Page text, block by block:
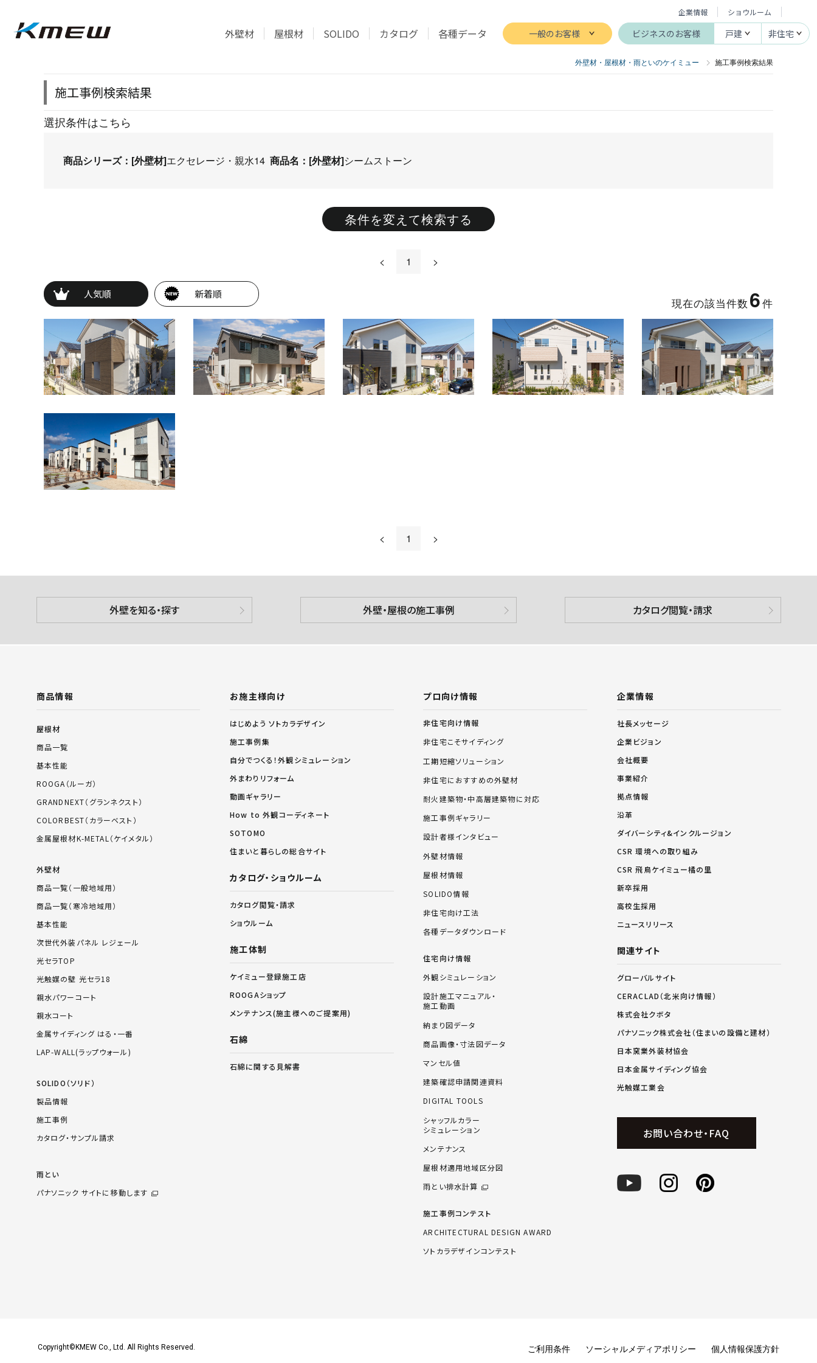
企業情報 ショウルーム
外壁材 屋根材 SOLIDO カタログ 各種データ 一般のお客様 ビジネスのお客様 戸建 非住宅
外壁材・屋根材・雨といのケイミュー 施工事例検索結果
施工事例検索結果
選択条件はこちら
商品シリーズ：[外壁材]エクセレージ・親水14 商品名：[外壁材]シームストーン
条件を変えて検索する
< 1 >
人気順 新着順
現在の該当件数 6件
< 1 >
外壁を知る・探す 外壁・屋根の施工事例 カタログ閲覧・請求
商品情報
屋根材
商品一覧
基本性能
ROOGA（ルーガ）
GRANDNEXT（グランネクスト）
COLORBEST（カラーベスト）
金属屋根材K-METAL（ケイメタル）
外壁材
商品一覧（一般地域用）
商品一覧（寒冷地域用）
基本性能
次世代外装パネル レジェール
光セラTOP
光触媒の壁 光セラ18
親水パワーコート
親水コート
金属サイディング はる・一番
LAP-WALL(ラップウォール)
SOLIDO（ソリド）
製品情報
施工事例
カタログ・サンプル請求
雨とい
パナソニック サイトに移動します
お施主様向け
はじめよう ソトカラデザイン
施工事例集
自分でつくる！外観シミュレーション
外まわりリフォーム
動画ギャラリー
How to 外観コーディネート
SOTOMO
住まいと暮らしの総合サイト
カタログ・ショウルーム
カタログ閲覧・請求
ショウルーム
施工体制
ケイミュー登録施工店
ROOGAショップ
メンテナンス(施主様へのご提案用)
石綿
石綿に関する見解書
プロ向け情報
非住宅向け情報
非住宅こそサイディング
工期短縮ソリューション
非住宅におすすめの外壁材
耐火建築物・中高層建築物に対応
施工事例ギャラリー
設計者様インタビュー
外壁材情報
屋根材情報
SOLIDO情報
非住宅向け工法
各種データダウンロード
住宅向け情報
外観シミュレーション
設計施工マニュアル・
施工動画
納まり図データ
商品画像・寸法図データ
マンセル値
建築確認申請関連資料
DIGITAL TOOLS
シャッフルカラー
シミュレーション
メンテナンス
屋根材適用地域区分図
雨とい排水計算
施工事例コンテスト
ARCHITECTURAL DESIGN AWARD
ソトカラデザインコンテスト
企業情報
社長メッセージ
企業ビジョン
会社概要
事業紹介
拠点情報
沿革
ダイバーシティ&インクルージョン
CSR 環境への取り組み
CSR 飛鳥ケイミュー橘の里
新卒採用
高校生採用
ニュースリリース
関連サイト
グローバルサイト
CERACLAD（北米向け情報）
株式会社クボタ
パナソニック株式会社（住まいの設備と建材）
日本窯業外装材協会
日本金属サイディング協会
光触媒工業会
お問い合わせ・FAQ
Copyright©KMEW Co., Ltd. All Rights Reserved. ご利用条件 ソーシャルメディアポリシー 個人情報保護方針